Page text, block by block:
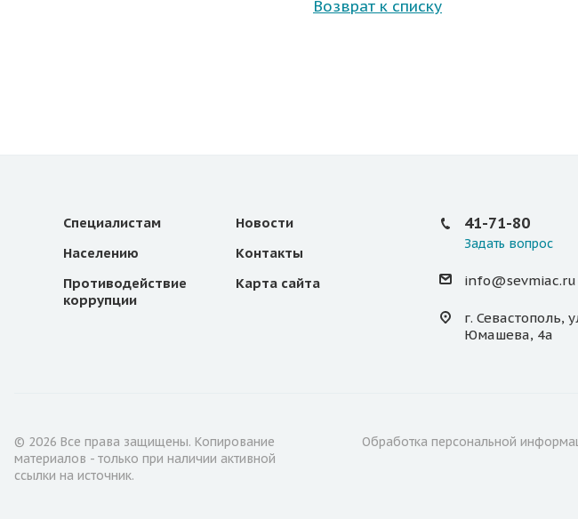
Возврат к списку
Специалистам
Населению
Противодействие
коррупции
Новости
Контакты
Карта сайта
41-71-80
Задать вопрос
info@sevmiac.ru
г. Севастополь,
Юмашева, 4а
© 2026 Все права защищены. Копирование
материалов - только при наличии активной
ссылки на источник.
Обработка персональной